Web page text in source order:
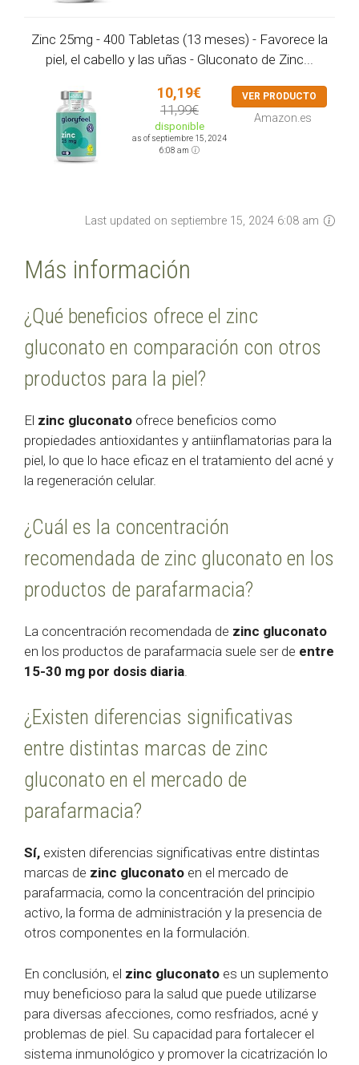
Zinc 25mg - 400 Tabletas (13 meses) - Favorece la
piel, el cabello y las uñas - Gluconato de Zinc...
10,19€
11,99€
disponible
as of septiembre 15, 2024
6:08 am
VER PRODUCTO
Amazon.es
Last updated on septiembre 15, 2024 6:08 am
Más información
¿Qué beneficios ofrece el zinc
gluconato en comparación con otros
productos para la piel?
El zinc gluconato ofrece beneficios como
propiedades antioxidantes y antiinflamatorias para la
piel, lo que lo hace eficaz en el tratamiento del acné y
la regeneración celular.
¿Cuál es la concentración
recomendada de zinc gluconato en los
productos de parafarmacia?
La concentración recomendada de zinc gluconato
en los productos de parafarmacia suele ser de entre
15-30 mg por dosis diaria
¿Existen diferencias significativas
entre distintas marcas de zinc
gluconato en el mercado de
parafarmacia?
Sí, existen diferencias significativas entre distintas
marcas de zinc gluconato en el mercado de
parafarmacia, como la concentración del principio
activo, la forma de administración y la presencia de
otros componentes en la formulación.
En conclusión, el zinc gluconato es un suplemento
muy beneficioso para la salud que puede utilizarse
para diversas afecciones, como resfriados, acné y
problemas de piel. Su capacidad para fortalecer el
sistema inmunológico y promover la cicatrización lo